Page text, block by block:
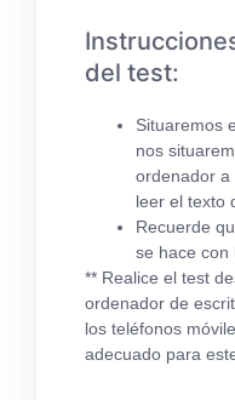
del test:
Situaremos
nos
ordenador a
leer el texto
Recuerde
se hace con
** Realice el test
ordenador de
los teléfonos
adecuado para